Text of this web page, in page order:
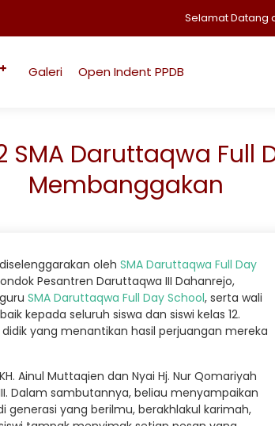
Selamat Datang di
Galeri Open Indent PPDB
SMA Daruttaqwa Full
Membanggakan
oleh SMA Daruttaqwa Full Day
Pesantren Daruttaqwa III Dahanrejo,
SMA Daruttaqwa Full Day School, serta wali
kepada seluruh siswa dan siswi kelas 12.
yang menantikan hasil perjuangan mereka
KH. Ainul Muttaqien dan Nyai Hj. Nur Qomariyah
Dalam sambutannya, beliau menyampaikan
yang berilmu, berakhlakul karimah,